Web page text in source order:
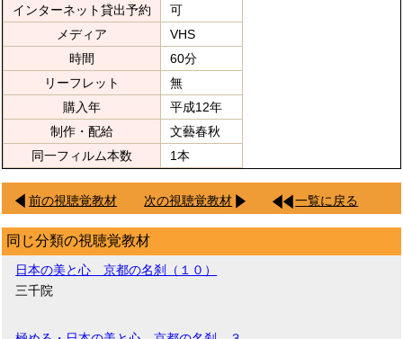
インターネット貸出予約
可
メディア
VHS
時間
60分
リーフレット
無
購入年
平成12年
制作・配給
文藝春秋
同一フィルム本数
1本
前の視聴覚教材 次の視聴覚教材 一覧に戻る
同じ分類の視聴覚教材
日本の美と心 京都の名刹（１０）
三千院